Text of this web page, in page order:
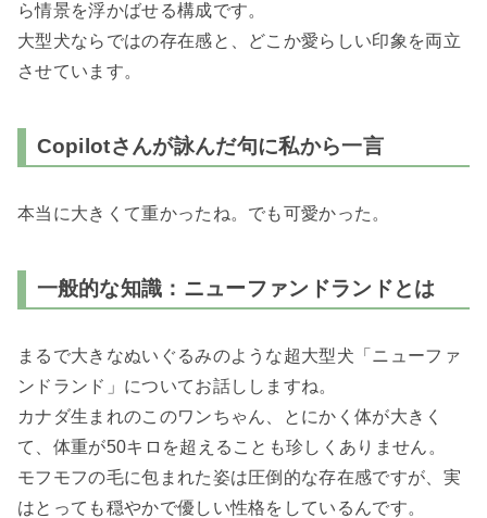
ら情景を浮かばせる構成です。
大型犬ならではの存在感と、どこか愛らしい印象を両立
させています。
Copilotさんが詠んだ句に私から一言
本当に大きくて重かったね。でも可愛かった。
一般的な知識：ニューファンドランドとは
まるで大きなぬいぐるみのような超大型犬「ニューファ
ンドランド」についてお話ししますね。
カナダ生まれのこのワンちゃん、とにかく体が大きく
て、体重が50キロを超えることも珍しくありません。
モフモフの毛に包まれた姿は圧倒的な存在感ですが、実
はとっても穏やかで優しい性格をしているんです。